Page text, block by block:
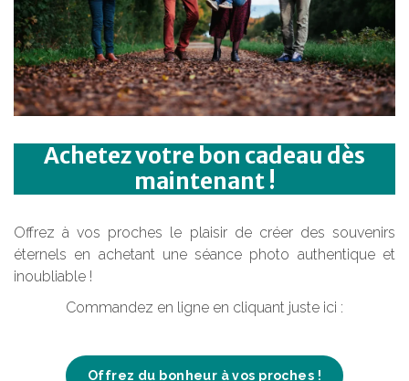
Achetez votre bon cadeau dès
maintenant !
Offrez à vos proches le plaisir de créer des souvenirs
éternels en achetant une séance photo authentique et
inoubliable !
Commandez en ligne en cliquant juste ici :
Offrez du bonheur à vos proches !